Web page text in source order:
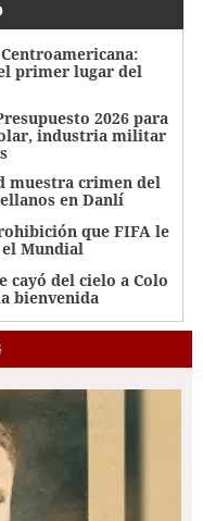
primer lugar del
2026 para
industria militar
muestra crimen del
en Danlí
que FIFA le
Mundial
cayó del cielo a Colo
bienvenida